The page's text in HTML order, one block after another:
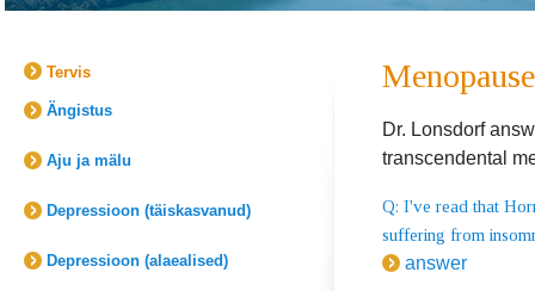
Tervis
Ängistus
Aju ja mälu
Depressioon (täiskasvanud)
Depressioon (alaealised)
Menopause
Dr. Lonsdorf
transcendental
Q: I've read that
suffering from
answer